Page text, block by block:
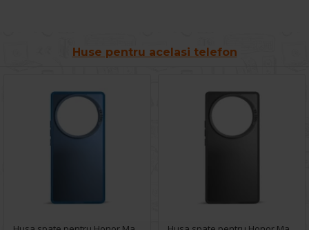
Huse pentru acelasi telefon